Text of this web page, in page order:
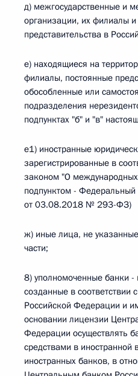
д) межгосударственные и
организации, их филиалы
представительства в
е) находящиеся на
филиалы, постоянные
обособленные или
подразделения
подпунктах "б" и "в"
е1) иностранные
зарегистрированные в
законом "О
подпунктом - Федеральный
от 03.08.2018 № 293-ФЗ)
ж) иные лица, не
части;
8) уполномоченные банки -
созданные в соответствии
Российской Федерации и
основании лицензии
Федерации осуществлять
средствами в
иностранных банков, в